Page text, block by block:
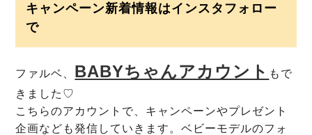
キャンペーン新着情報はインスタフォロー
で
ファルベ、 BABYちゃんアカウント もで
きました♡
こちらのアカウントで、キャンペーンやプレゼント
企画なども発信していきます。ベビーモデルのフォ